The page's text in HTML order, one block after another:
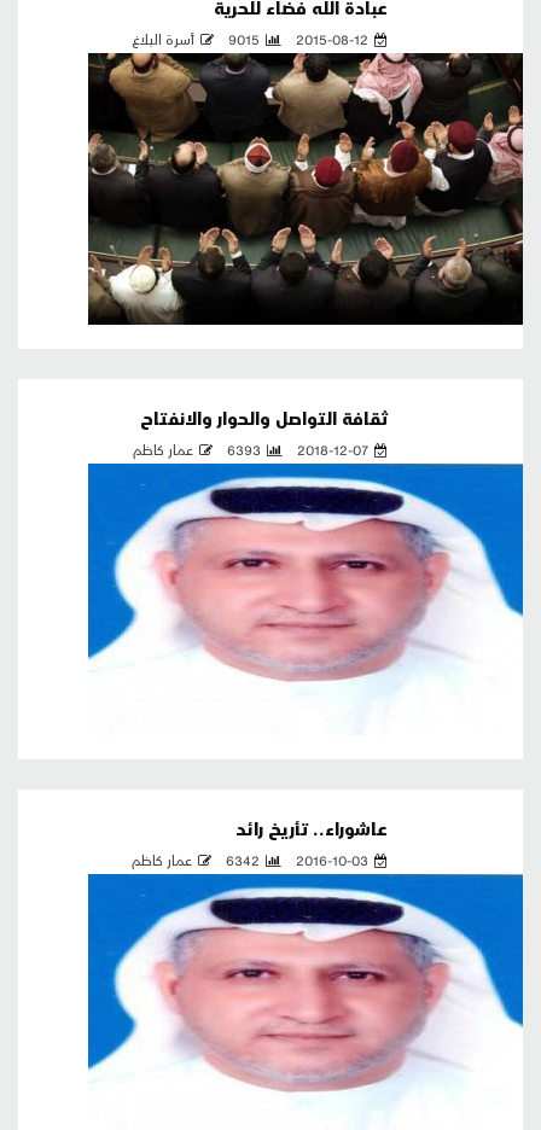
عبادة الله فضاء للحرية
2015-08-12
9015 أسرة البلاغ
ثقافة التواصل والحوار والانفتاح
2018-12-07
6393 عمار كاظم
عاشوراء.. تأريخ رائد
2016-10-03
6342 عمار كاظم